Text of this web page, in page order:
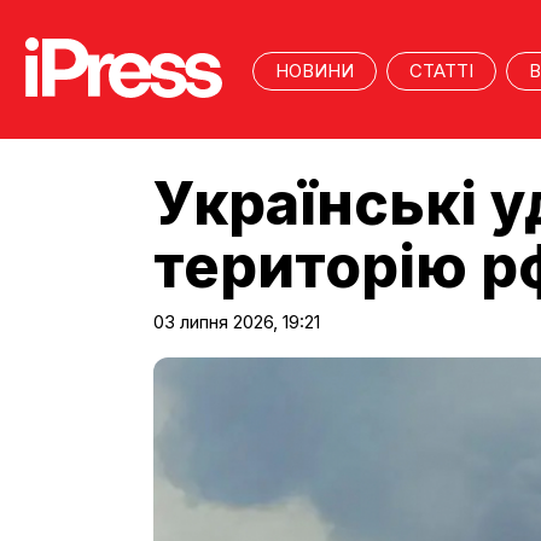
НОВИНИ СТАТТІ
Українські
територію
03 липня 2026, 19:21